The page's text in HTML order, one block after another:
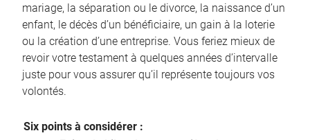
mariage, la séparation ou le divorce, la naissance d’un
enfant, le décès d’un bénéficiaire, un gain à la loterie
ou la création d’une entreprise. Vous feriez mieux de
revoir votre testament à quelques années d’intervalle
juste pour vous assurer qu’il représente toujours vos
volontés.
Six points à considérer :